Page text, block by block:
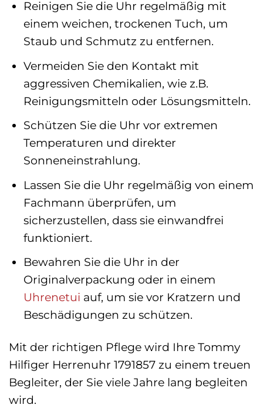
Reinigen Sie die Uhr regelmäßig mit
einem weichen, trockenen Tuch, um
Staub und Schmutz zu entfernen.
Vermeiden Sie den Kontakt mit
aggressiven Chemikalien, wie z.B.
Reinigungsmitteln oder Lösungsmitteln.
Schützen Sie die Uhr vor extremen
Temperaturen und direkter
Sonneneinstrahlung.
Lassen Sie die Uhr regelmäßig von einem
Fachmann überprüfen, um
sicherzustellen, dass sie einwandfrei
funktioniert.
Bewahren Sie die Uhr in der
Originalverpackung oder in einem
Uhrenetui auf, um sie vor Kratzern und
Beschädigungen zu schützen.
Mit der richtigen Pflege wird Ihre Tommy
Hilfiger Herrenuhr 1791857 zu einem treuen
Begleiter, der Sie viele Jahre lang begleiten
wird.